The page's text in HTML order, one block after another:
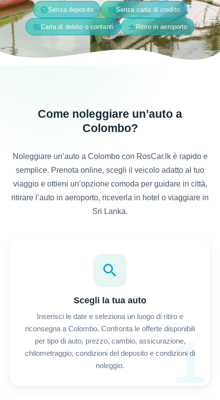
verifiedSenza deposito credit_card_offSenza carta di credito
paymentsCarta di debito o contanti flight_land Ritiro in aeroporto
Come noleggiare un’auto a
Colombo?
Noleggiare un’auto a Colombo con RosCar.lk è rapido e
semplice. Prenota online, scegli il veicolo adatto al tuo
viaggio e ottieni un’opzione comoda per guidare in città,
ritirare l’auto in aeroporto, riceverla in hotel o viaggiare in
Sri Lanka.
1
search
Scegli la tua auto
Inserisci le date e seleziona un luogo di ritiro e
riconsegna a Colombo. Confronta le offerte disponibili
per tipo di auto, prezzo, cambio, assicurazione,
chilometraggio, condizioni del deposito e condizioni di
noleggio.